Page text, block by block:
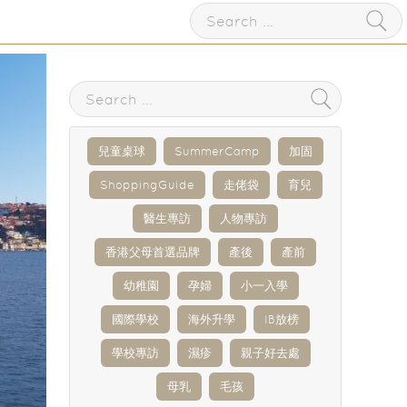
兒童桌球 SummerCamp 加固
ShoppingGuide 走佬袋 育兒
醫生專訪 人物專訪
香港父母首選品牌 產後 產前
幼稚園 孕婦 小一入學
國際學校 海外升學 IB放榜
學校專訪 濕疹 親子好去處
母乳 毛孩